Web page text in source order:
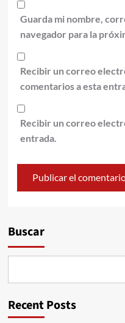
Guarda mi nombre,
navegador para la
Recibir un correo
comentarios a esta
Recibir un correo
entrada.
Buscar
Recent Posts